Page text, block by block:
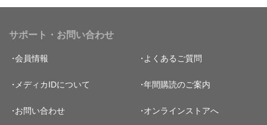
サポート・お問い合わせ
会員情報 よくあるご質問
メディカIDについて 年間購読のご案内
お問い合わせ オンラインストアへ